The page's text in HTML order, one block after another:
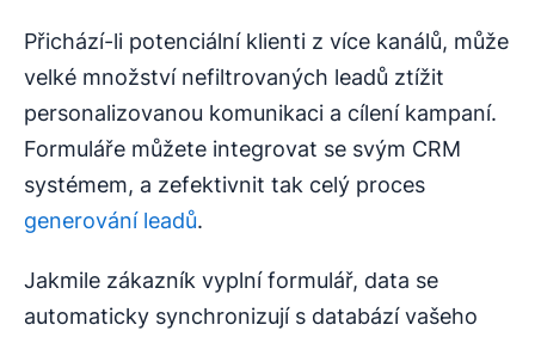
Přichází-li potenciální klienti z více kanálů, může
velké množství nefiltrovaných leadů ztížit
personalizovanou komunikaci a cílení kampaní.
Formuláře můžete integrovat se svým CRM
systémem, a zefektivnit tak celý proces
generování leadů.
Jakmile zákazník vyplní formulář, data se
automaticky synchronizují s databází vašeho